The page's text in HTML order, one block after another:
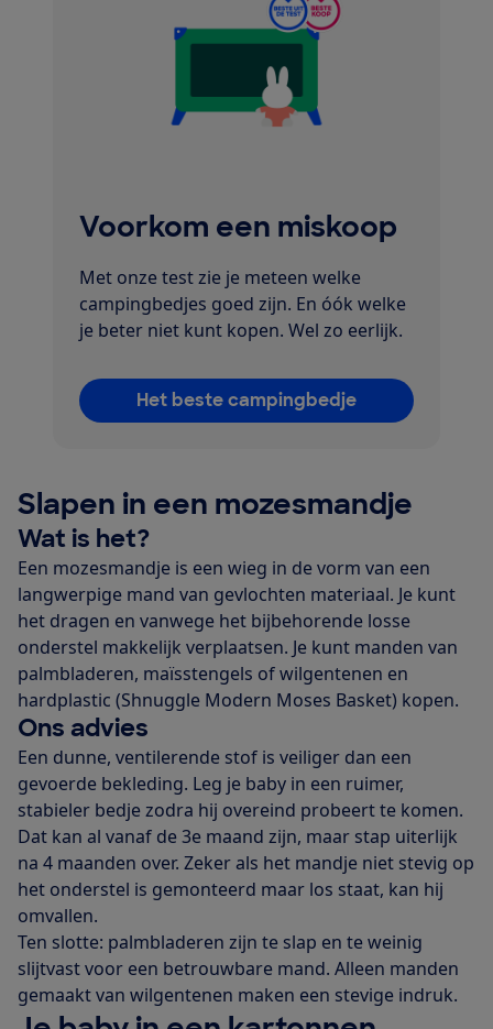
Voorkom een miskoop
Met onze test zie je meteen welke
campingbedjes goed zijn. En óók welke
je beter niet kunt kopen. Wel zo eerlijk.
Het beste campingbedje
Slapen in een mozesmandje
Wat is het?
Een mozesmandje is een wieg in de vorm van een
langwerpige mand van gevlochten materiaal. Je kunt
het dragen en vanwege het bijbehorende losse
onderstel makkelijk verplaatsen. Je kunt manden van
palmbladeren, maïsstengels of wilgentenen en
hardplastic (Shnuggle Modern Moses Basket) kopen.
Ons advies
Een dunne, ventilerende stof is veiliger dan een
gevoerde bekleding. Leg je baby in een ruimer,
stabieler bedje zodra hij overeind probeert te komen.
Dat kan al vanaf de 3e maand zijn, maar stap uiterlijk
na 4 maanden over. Zeker als het mandje niet stevig op
het onderstel is gemonteerd maar los staat, kan hij
omvallen.
Ten slotte: palmbladeren zijn te slap en te weinig
slijtvast voor een betrouwbare mand. Alleen manden
gemaakt van wilgentenen maken een stevige indruk.